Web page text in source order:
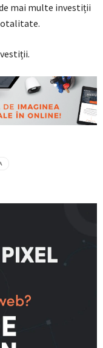
mai multe investiții